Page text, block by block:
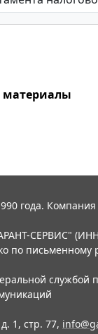
материалы
года.
СЕРВИС"
по
службой
1, стр. 77,